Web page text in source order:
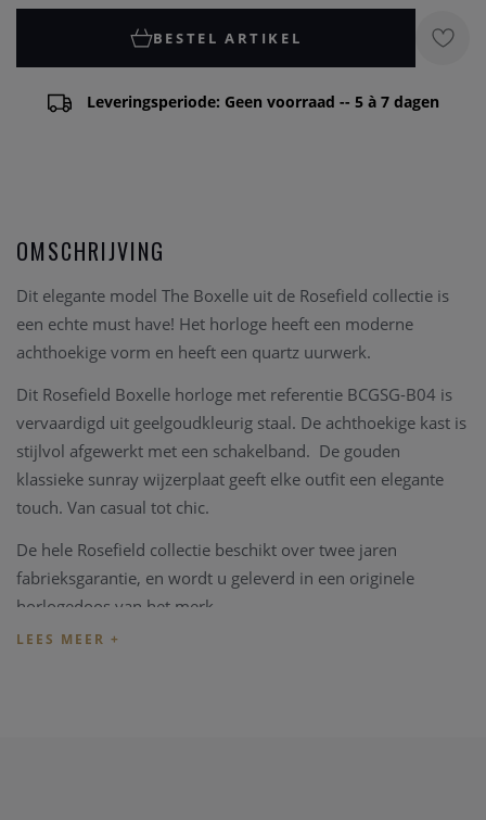
BESTEL ARTIKEL
Leveringsperiode: Geen voorraad -- 5 à 7 dagen
OMSCHRIJVING
Dit elegante model The Boxelle uit de Rosefield collectie is
een echte must have! Het horloge heeft een moderne
achthoekige vorm en heeft een quartz uurwerk.
Dit Rosefield Boxelle horloge met referentie BCGSG-B04 is
vervaardigd uit geelgoudkleurig staal. De achthoekige kast is
stijlvol afgewerkt met een schakelband. De gouden
klassieke sunray wijzerplaat geeft elke outfit een elegante
touch. Van casual tot chic.
De hele Rosefield collectie beschikt over twee jaren
fabrieksgarantie, en wordt u geleverd in een originele
horlogedoos van het merk.
Heeft u later een probleem met het horloge, kan u steeds